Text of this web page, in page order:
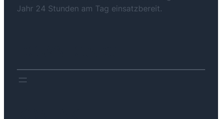
Jahr 24 Stunden am Tag einsatzbereit.